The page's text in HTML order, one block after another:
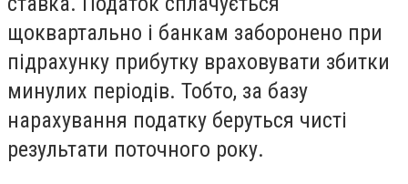
щоквартально і банкам заборонено при
підрахунку прибутку враховувати збитки
минулих періодів. Тобто, за базу
нарахування податку беруться чисті
результати поточного року.